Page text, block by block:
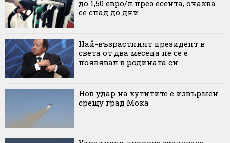
до 1,50 евро/л през есента, очаква
се спад до дни
Най-възрастният президент в
света от два месеца не се е
появявал в родината си
Нов удар на хутитите е извършен
срещу град Мока